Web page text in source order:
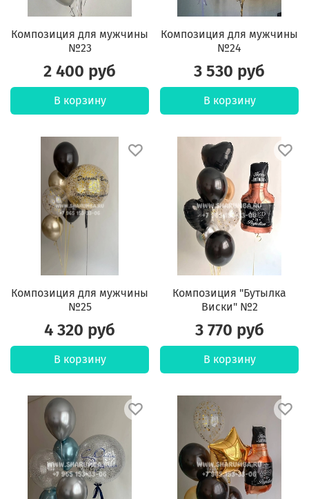
Композиция для мужчины
№23
2 400 руб
В корзину
Композиция для мужчины
№24
3 530 руб
В корзину
Композиция для мужчины
№25
4 320 руб
В корзину
Композиция "Бутылка
Виски" №2
3 770 руб
В корзину